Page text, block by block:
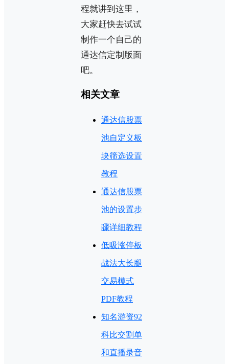
程就讲到这里，
大家赶快去试试
制作一个自己的
通达信定制版面
吧。
相关文章
通达信股票
池自定义板
块筛选设置
教程
通达信股票
池的设置步
骤详细教程
低吸涨停板
战法大长腿
交易模式
PDF教程
知名游资92
科比交割单
和直播录音